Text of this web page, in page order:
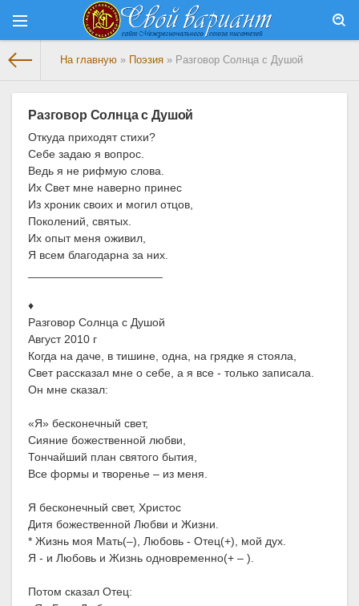
На главную » Поэзия » Разговор Солнца с Душой
Разговор Солнца с Душой
Откуда приходят стихи?
Себе задаю я вопрос.
Ведь я не рифмую слова.
Их Свет мне наверно принес
Из хроник своих и могил отцов,
Поколений, святых.
Их опыт меня оживил,
Я всем благодарна за них.
♦
Разговор Солнца с Душой
Август 2010 г
Когда на даче, в тишине, одна, на грядке я стояла,
Свет рассказал мне о себе, а я все - только записала.
Он мне сказал:
«Я» бесконечный свет,
Сияние божественной любви,
Тончайший план святого бытия,
Все формы и творенье – из меня.
Я бесконечный свет, Христос
Дитя божественной Любви и Жизни.
* Жизнь моя Мать(–), Любовь - Отец(+), мой дух.
Я - и Любовь и Жизнь одновременно(+ – ).
Потом сказал Отец: